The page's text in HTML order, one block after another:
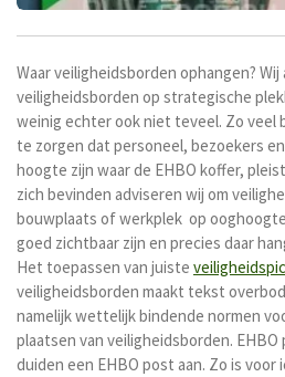
Waar veiligheidsborden ophangen? Wij
veiligheidsborden op strategische
weinig echter ook niet teveel. Zo veel
te zorgen dat personeel, bezoekers
hoogte zijn waar de EHBO koffer,
zich bevinden adviseren wij om
bouwplaats of werkplek op
goed zichtbaar zijn en precies daar
Het toepassen van juiste
veiligheidsborden maakt tekst
namelijk wettelijk bindende normen
plaatsen van veiligheidsborden. EHBO
duiden een EHBO post aan. Zo is voor